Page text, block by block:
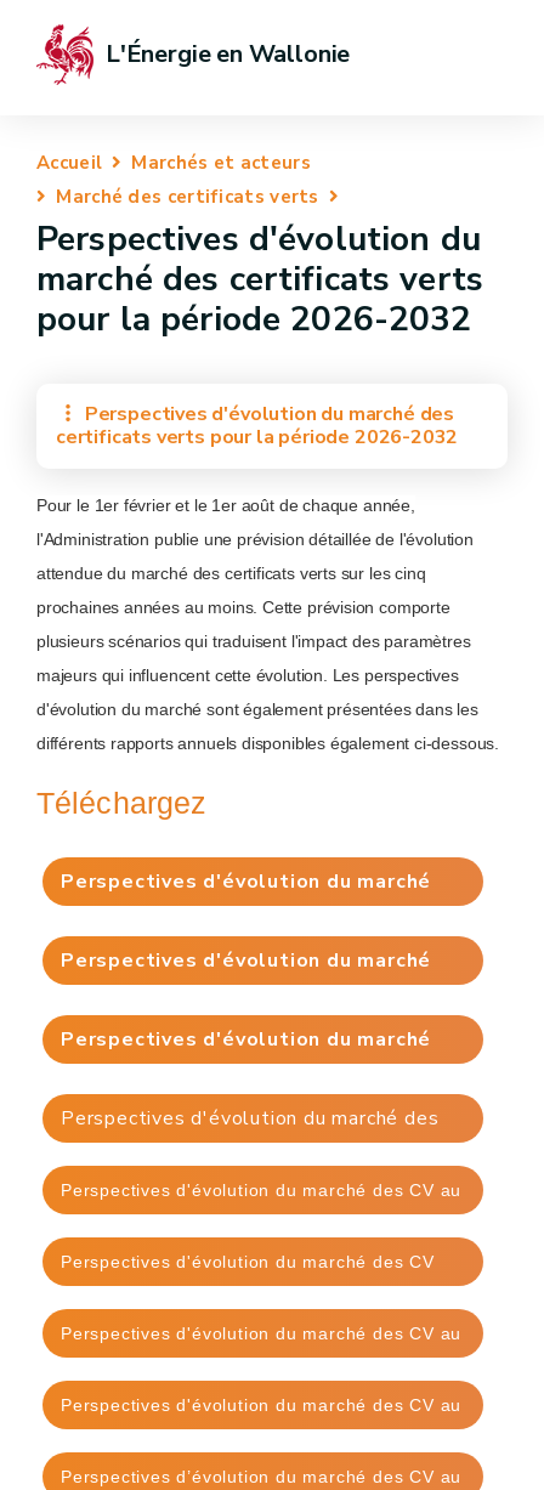
L'Énergie en Wallonie
Accueil
Marchés et acteurs
Marché des certificats verts
Perspectives d'évolution du
marché des certificats verts
pour la période 2026-2032
Perspectives d'évolution du marché des
certificats verts pour la période 2026-2032
Pour le 1er février et le 1er août de chaque année,
l'Administration publie une prévision détaillée de l'évolution
attendue du marché des certificats verts sur les cinq
prochaines années au moins. Cette prévision comporte
plusieurs scénarios qui traduisent l'impact des paramètres
majeurs qui influencent cette évolution. Les perspectives
d'évolution du marché sont également présentées dans les
différents rapports annuels disponibles également ci-dessous.
Téléchargez
Perspectives d'évolution du marché
des CV au 1er février 2026
Perspectives d'évolution du marché
des CV au 1er août 2025
Perspectives d'évolution du marché
des CV au 1er février 2025
Perspectives d'évolution du marché des
CV au 1er août 2024
Perspectives d'évolution du marché des CV au
1er février 2024
Perspectives d'évolution du marché des CV
d'août 2023
Perspectives d'évolution du marché des CV au
1er février 2023 - Erratum
Perspectives d'évolution du marché des CV au
1er août 2022
Perspectives d’évolution du marché des CV au